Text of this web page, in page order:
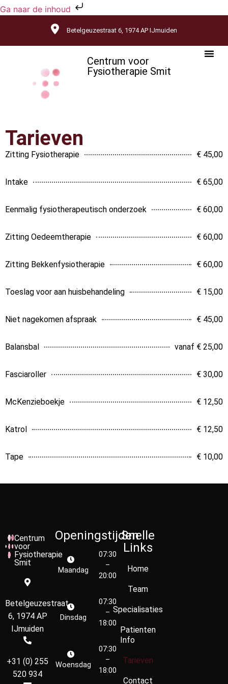
Ga naar de inhoud
Betelgeuzestraat 6, 1974 AP IJmuiden
Centrum voor
Fysiotherapie Smit
Tarieven
Zitting Fysiotherapie € 45,00
Intake € 65,00
Eenmalig fysiotherapeutisch onderzoek € 60,00
Zitting Oedeemtherapie € 60,00
Zitting Bekkenfysiotherapie € 60,00
Toeslag voor aan huisbehandeling € 15,00
Niet nagekomen afspraak € 45,00
Balansbal vanaf € 25,00
Fasciaroller € 30,00
McKenzieboekje € 12,50
Katrol € 12,50
Tape € 10,00
Centrum
voor
Fysiotherapie
Smit
Betelgeuzestraat
6, 1974 AP
IJmuiden
+31 (0) 255
520 934
Openingstijden
Maandag
07:30
–
20:00
Dinsdag
07:30
–
18:00
Woensdag
07:30
–
18:00
Snelle
Links
Home
Team
Specialisaties
Patienten
Info
Tarieven
Contact